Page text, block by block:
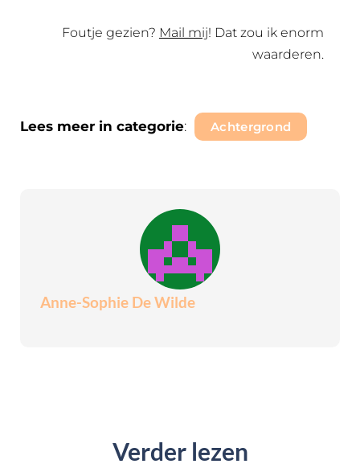
Foutje gezien? Mail mij! Dat zou ik enorm
waarderen.
Lees meer in categorie: Achtergrond
Anne-Sophie De Wilde
Verder lezen